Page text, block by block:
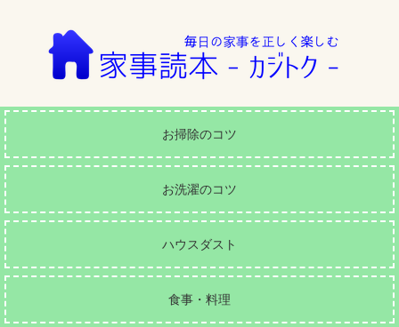
お掃除のコツ
お洗濯のコツ
ハウスダスト
食事・料理